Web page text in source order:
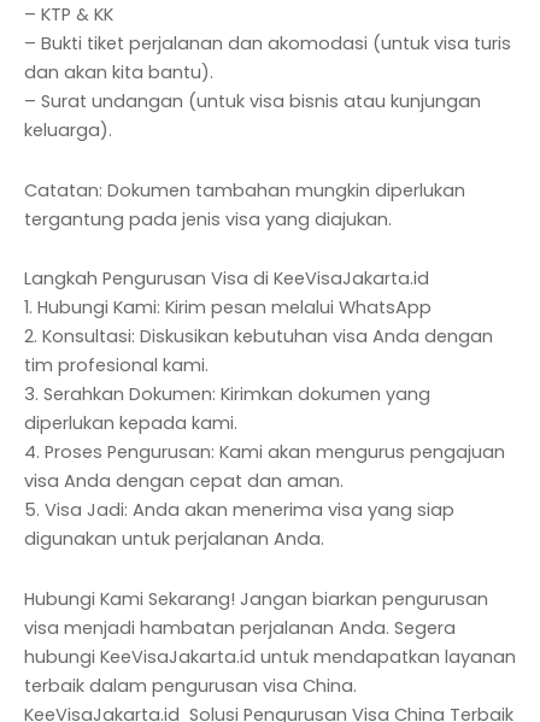
– KTP & KK
– Bukti tiket perjalanan dan akomodasi (untuk visa turis
dan akan kita bantu).
– Surat undangan (untuk visa bisnis atau kunjungan
keluarga).
Catatan: Dokumen tambahan mungkin diperlukan
tergantung pada jenis visa yang diajukan.
Langkah Pengurusan Visa di KeeVisaJakarta.id
1. Hubungi Kami: Kirim pesan melalui WhatsApp
2. Konsultasi: Diskusikan kebutuhan visa Anda dengan
tim profesional kami.
3. Serahkan Dokumen: Kirimkan dokumen yang
diperlukan kepada kami.
4. Proses Pengurusan: Kami akan mengurus pengajuan
visa Anda dengan cepat dan aman.
5. Visa Jadi: Anda akan menerima visa yang siap
digunakan untuk perjalanan Anda.
Hubungi Kami Sekarang! Jangan biarkan pengurusan
visa menjadi hambatan perjalanan Anda. Segera
hubungi KeeVisaJakarta.id untuk mendapatkan layanan
terbaik dalam pengurusan visa China.
KeeVisaJakarta.id Solusi Pengurusan Visa China Terbaik